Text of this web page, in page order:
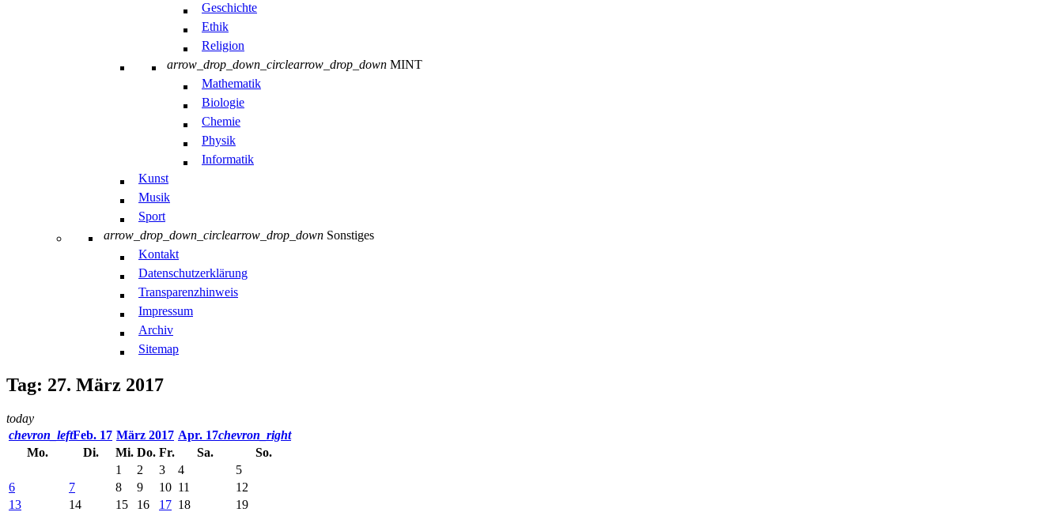
Geschichte
Ethik
Religion
arrow_drop_down_circlearrow_drop_down MINT
Mathematik
Biologie
Chemie
Physik
Informatik
Kunst
Musik
Sport
arrow_drop_down_circlearrow_drop_down Sonstiges
Kontakt
Datenschutzerklärung
Transparenzhinweis
Impressum
Archiv
Sitemap
Tag: 27. März 2017
today
chevron_leftFeb. 17 März 2017 Apr. 17chevron_right
Mo.
Di. Mi. Do. Fr. Sa.
So.
1
2 3 4
5
6
7 8 9 10 11
12
13
14 15 16 17 18
19